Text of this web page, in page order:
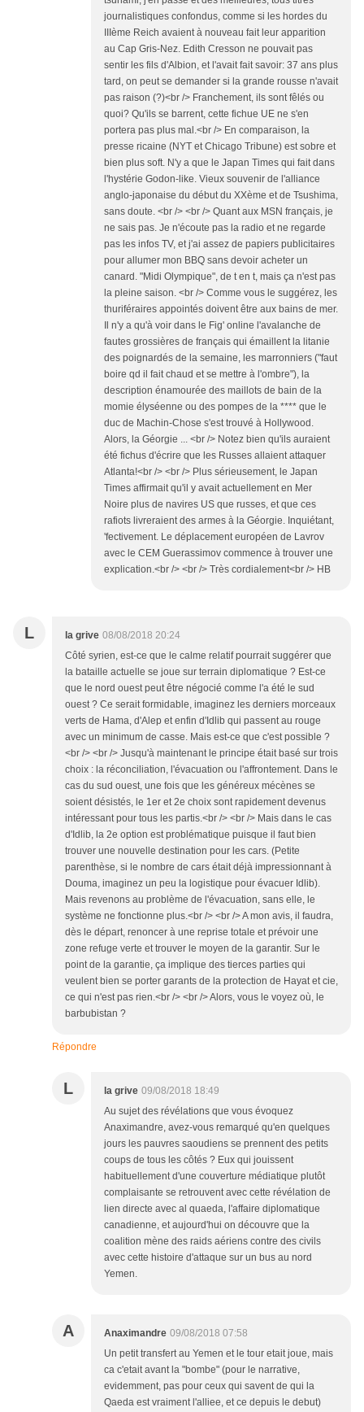
journalistiques confondus, comme si les hordes du
IIIème Reich avaient à nouveau fait leur apparition
au Cap Gris-Nez. Edith Cresson ne pouvait pas
sentir les fils d'Albion, et l'avait fait savoir: 37 ans plus
tard, on peut se demander si la grande rousse n'avait
pas raison (?)<br /> Franchement, ils sont fêlés ou
quoi? Qu'ils se barrent, cette fichue UE ne s'en
portera pas plus mal.<br /> En comparaison, la
presse ricaine (NYT et Chicago Tribune) est sobre et
bien plus soft. N'y a que le Japan Times qui fait dans
l'hystérie Godon-like. Vieux souvenir de l'alliance
anglo-japonaise du début du XXème et de Tsushima,
sans doute. <br /> <br /> Quant aux MSN français, je
ne sais pas. Je n'écoute pas la radio et ne regarde
pas les infos TV, et j'ai assez de papiers publicitaires
pour allumer mon BBQ sans devoir acheter un
canard. "Midi Olympique", de t en t, mais ça n'est pas
la pleine saison. <br /> Comme vous le suggérez, les
thuriféraires appointés doivent être aux bains de mer.
Il n'y a qu'à voir dans le Fig' online l'avalanche de
fautes grossières de français qui émaillent la litanie
des poignardés de la semaine, les marronniers ("faut
boire qd il fait chaud et se mettre à l'ombre"), la
description énamourée des maillots de bain de la
momie élyséenne ou des pompes de la **** que le
duc de Machin-Chose s'est trouvé à Hollywood.
Alors, la Géorgie ... <br /> Notez bien qu'ils auraient
été fichus d'écrire que les Russes allaient attaquer
Atlanta!<br /> <br /> Plus sérieusement, le Japan
Times affirmait qu'il y avait actuellement en Mer
Noire plus de navires US que russes, et que ces
rafiots livreraient des armes à la Géorgie. Inquiétant,
'fectivement. Le déplacement européen de Lavrov
avec le CEM Guerassimov commence à trouver une
explication.<br /> <br /> Très cordialement<br /> HB
L la grive 08/08/2018 20:24
Côté syrien, est-ce que le calme relatif pourrait suggérer que
la bataille actuelle se joue sur terrain diplomatique ? Est-ce
que le nord ouest peut être négocié comme l'a été le sud
ouest ? Ce serait formidable, imaginez les derniers morceaux
verts de Hama, d'Alep et enfin d'Idlib qui passent au rouge
avec un minimum de casse. Mais est-ce que c'est possible ?
<br /> <br /> Jusqu'à maintenant le principe était basé sur trois
choix : la réconciliation, l'évacuation ou l'affrontement. Dans le
cas du sud ouest, une fois que les généreux mécènes se
soient désistés, le 1er et 2e choix sont rapidement devenus
intéressant pour tous les partis.<br /> <br /> Mais dans le cas
d'Idlib, la 2e option est problématique puisque il faut bien
trouver une nouvelle destination pour les cars. (Petite
parenthèse, si le nombre de cars était déjà impressionnant à
Douma, imaginez un peu la logistique pour évacuer Idlib).
Mais revenons au problème de l'évacuation, sans elle, le
système ne fonctionne plus.<br /> <br /> A mon avis, il faudra,
dès le départ, renoncer à une reprise totale et prévoir une
zone refuge verte et trouver le moyen de la garantir. Sur le
point de la garantie, ça implique des tierces parties qui
veulent bien se porter garants de la protection de Hayat et cie,
ce qui n'est pas rien.<br /> <br /> Alors, vous le voyez où, le
barbubistan ?
Répondre
L la grive 09/08/2018 18:49
Au sujet des révélations que vous évoquez
Anaximandre, avez-vous remarqué qu'en quelques
jours les pauvres saoudiens se prennent des petits
coups de tous les côtés ? Eux qui jouissent
habituellement d'une couverture médiatique plutôt
complaisante se retrouvent avec cette révélation de
lien directe avec al quaeda, l'affaire diplomatique
canadienne, et aujourd'hui on découvre que la
coalition mène des raids aériens contre des civils
avec cette histoire d'attaque sur un bus au nord
Yemen.
A Anaximandre 09/08/2018 07:58
Un petit transfert au Yemen et le tour etait joue, mais
ca c'etait avant la "bombe" (pour le narrative,
evidemment, pas pour ceux qui savent de qui la
Qaeda est vraiment l'alliee, et ce depuis le debut)